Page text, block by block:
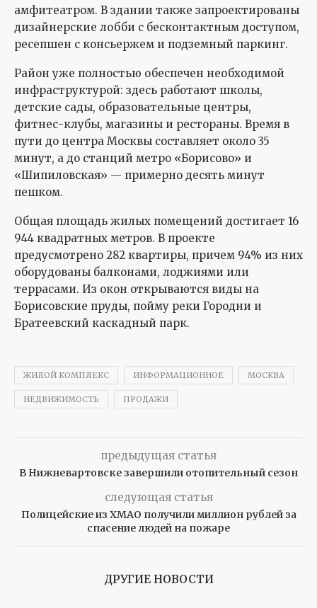
амфитеатром. В здании также запроектированы
дизайнерские лобби с бесконтактным доступом,
ресепшен с консьержем и подземный паркинг.
Район уже полностью обеспечен необходимой
инфраструктурой: здесь работают школы,
детские сады, образовательные центры,
фитнес-клубы, магазины и рестораны. Время в
пути до центра Москвы составляет около 35
минут, а до станций метро «Борисово» и
«Шипиловская» — примерно десять минут
пешком.
Общая площадь жилых помещений достигает 16
944 квадратных метров. В проекте
предусмотрено 282 квартиры, причем 94% из них
оборудованы балконами, лоджиями или
террасами. Из окон открываются виды на
Борисовские пруды, пойму реки Городни и
Братеевский каскадный парк.
ЖИЛОЙ КОМПЛЕКС ИНФОРМАЦИОННОЕ МОСКВА
НЕДВИЖИМОСТЬ ПРОДАЖИ
предыдущая статья
В Нижневартовске завершили отопительный сезон
следующая статья
Полицейские из ХМАО получили миллион рублей за
спасение людей на пожаре
ДРУГИЕ НОВОСТИ